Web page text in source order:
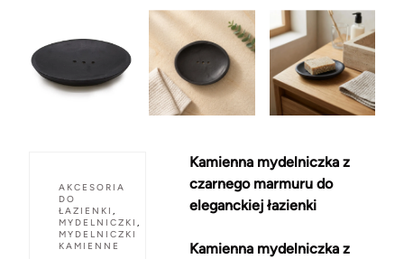
AKCESORIA
DO
ŁAZIENKI ,
MYDELNICZKI ,
MYDELNICZKI
KAMIENNE
Kamienna mydelniczka z
czarnego marmuru do
eleganckiej łazienki
Kamienna mydelniczka z